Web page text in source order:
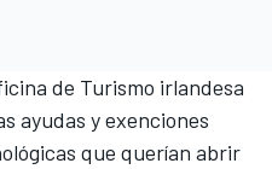
de Turismo irlandesa
ayudas y exenciones
que querían abrir